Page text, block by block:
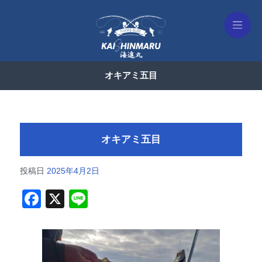
オキアミ五目
オキアミ五目
投稿日 2025年4月2日
F
c
X Li
e